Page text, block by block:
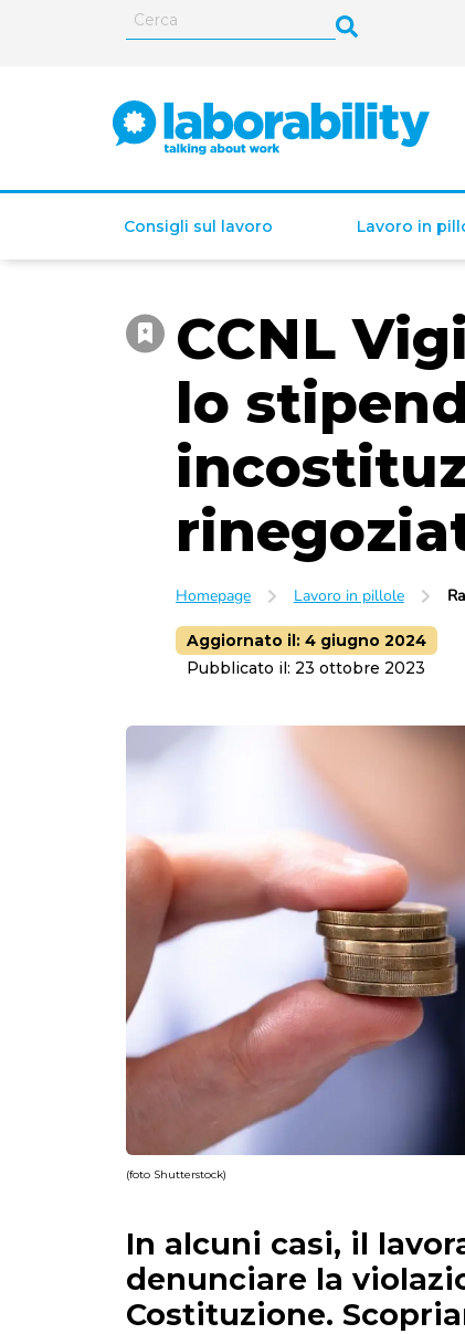
Consigli sul lavoro Lavoro in
ISEE (Indicatore della
Situazione Economica
Equivalente)
Lavoro autonomo
Lavoro subordinato
Orario di lavoro
Trasferta
Licenziamento
CCNL
lo
Homepage Lavoro in pillole
Aggiornato il: 4 giugno 2024
Pubblicato il: 23 ottobre 2023
(foto Shutterstock)
In alcuni casi, il
denunciare la
Costituzione.